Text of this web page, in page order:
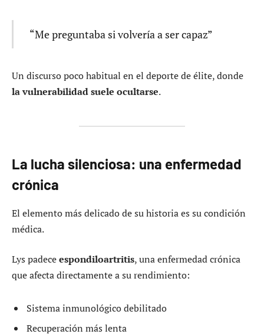
“Me preguntaba si volvería a ser capaz”
Un discurso poco habitual en el deporte de élite, donde
la vulnerabilidad suele ocultarse.
La lucha silenciosa: una enfermedad
crónica
El elemento más delicado de su historia es su condición
médica.
Lys padeceespondiloartritis, una enfermedad crónica
que afecta directamente a su rendimiento:
Sistema inmunológico debilitado
Recuperación más lenta